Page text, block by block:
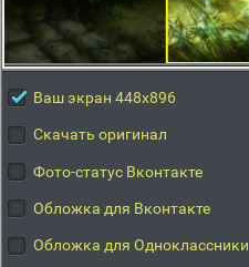
Ваш экран 448x896
Скачать оригинал
Фото-статус Вконтакте
Обложка для Вконтакте
Обложка для Одноклассники